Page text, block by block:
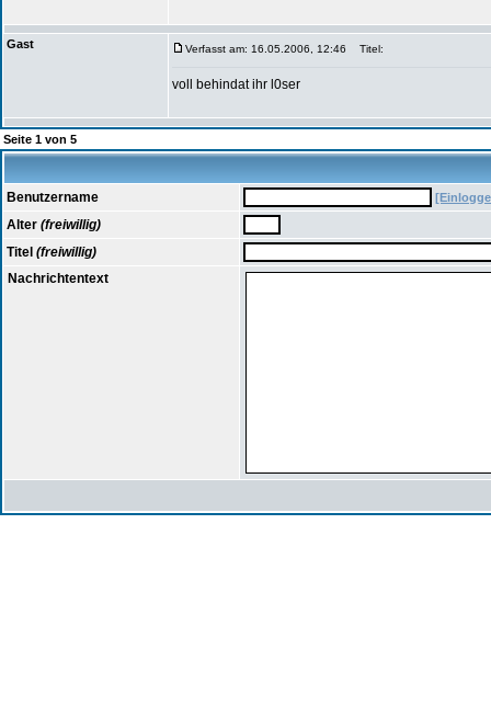
Gast Verfasst am: 16.05.2006, 12:46 Titel:
voll behindat ihr l0ser
Seite 1 von 5
Benutzername
Alter (freiwillig)
Titel (freiwillig)
Nachrichtentext